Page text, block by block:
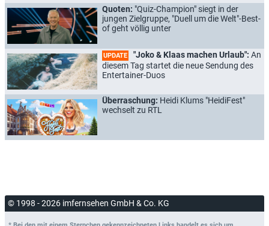
Quoten: "Quiz-Champion" siegt in der
jungen Zielgruppe, "Duell um die Welt"-Best-
of geht völlig unter
UPDATE "Joko & Klaas machen Urlaub": An
diesem Tag startet die neue Sendung des
Entertainer-Duos
Überraschung: Heidi Klums "HeidiFest"
wechselt zu RTL
© 1998 - 2026 imfernsehen GmbH & Co. KG